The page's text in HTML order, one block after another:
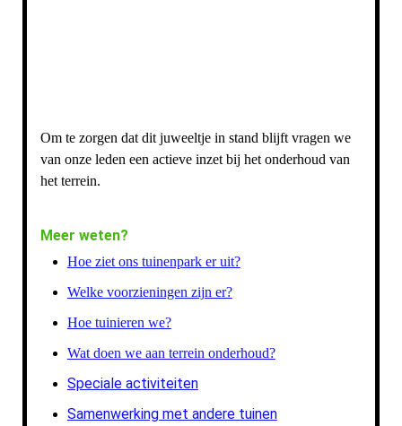
Om te zorgen dat dit juweeltje in stand blijft vragen we
van onze leden een actieve inzet bij het onderhoud van
het terrein.
Meer weten?
Hoe ziet ons tuinenpark er uit?
Welke voorzieningen zijn er?
Hoe tuinieren we?
Wat doen we aan terrein onderhoud?
Speciale activiteiten
Samenwerking met andere tuinen